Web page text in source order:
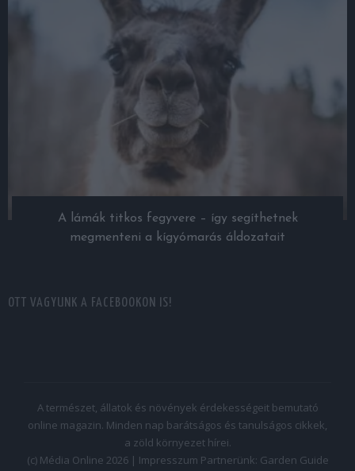
A lámák titkos fegyvere – így segíthetnek
megmenteni a kígyómarás áldozatait
OTT VAGYUNK A FACEBOOKON IS!
A természet, állatok és növények érdekességeit bemutató
online magazin. Minden nap barátságos és tanulságos cikkek,
a zöld környezet hírei.
(c) Média Online 2026 | Impresszum Partnerünk: Garden Guide